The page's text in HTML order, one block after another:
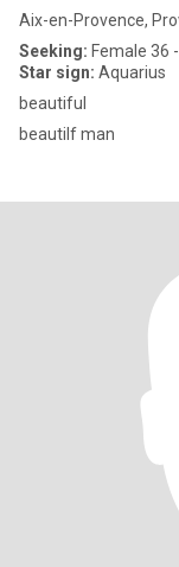
Aix-en-Provence,
Seeking: Female 36
Star sign: Aquarius
beautiful
beautilf man